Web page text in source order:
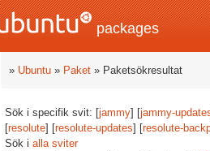
packages
» Ubuntu » Paket » Paketsökresultat
Sök i specifik svit: [jammy] [jammy-
[resolute] [resolute-updates] [resolute-
Sök i alla sviter